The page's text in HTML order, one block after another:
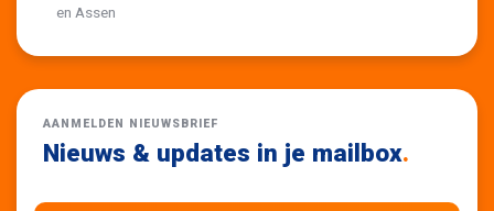
en Assen
AANMELDEN NIEUWSBRIEF
Nieuws & updates in je mailbox.